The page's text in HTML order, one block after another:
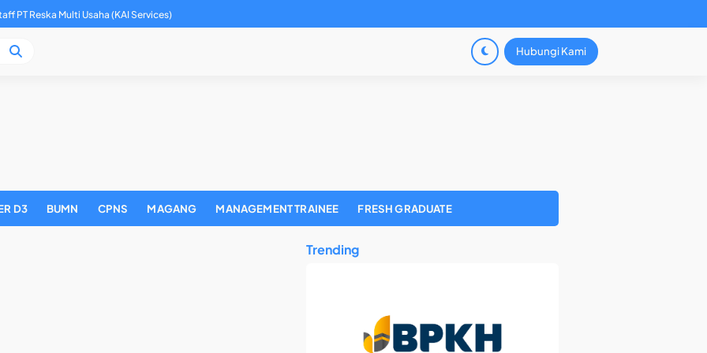
PT Reska Multi Usaha (KAI Services)
Pengelola Keuangan Haji Tahun 2026
Hubungi Kami
D3 BUMN CPNS MAGANG MANAGEMENT TRAINEE FRESH GRADUATE
Trending